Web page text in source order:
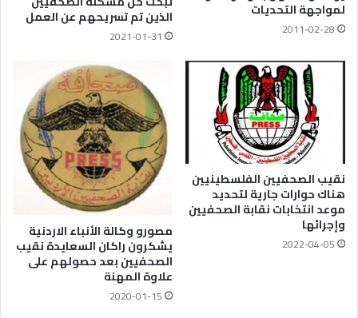
لمواجهة التحديات
2011-02-28
الذين تم تسريحهم عن العمل
2021-01-31
نقيب الصحفيين الفلسطينيين
هناك حوارات جارية لتحديد
موعد انتخابات نقابة الصحفيين
وإجرائها
2022-04-05
مصورو وكالة الأنباء الاردنية
يشكرون راكان السعايدة نقيب
الصحفيين بعد حصولهم على
علاوة المهنة
2020-01-15